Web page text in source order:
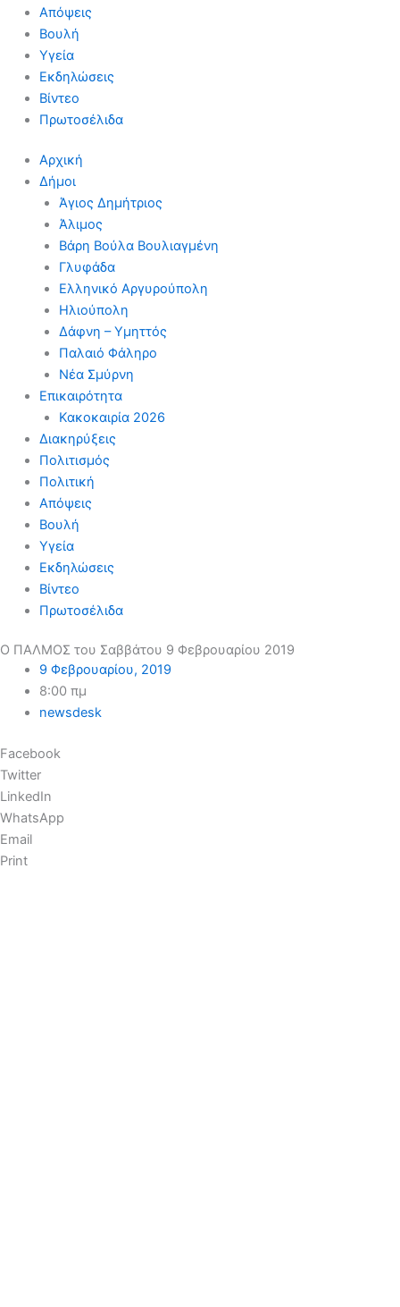
Απόψεις
Βουλή
Υγεία
Εκδηλώσεις
Βίντεο
Πρωτοσέλιδα
Αρχική
Δήμοι
Άγιος Δημήτριος
Άλιμος
Βάρη Βούλα Βουλιαγμένη
Γλυφάδα
Ελληνικό Αργυρούπολη
Ηλιούπολη
Δάφνη – Υμηττός
Παλαιό Φάληρο
Νέα Σμύρνη
Επικαιρότητα
Κακοκαιρία 2026
Διακηρύξεις
Πολιτισμός
Πολιτική
Απόψεις
Βουλή
Υγεία
Εκδηλώσεις
Βίντεο
Πρωτοσέλιδα
Ο ΠΑΛΜΟΣ του Σαββάτου 9 Φεβρουαρίου 2019
9 Φεβρουαρίου, 2019
8:00 πμ
newsdesk
Facebook
Twitter
LinkedIn
WhatsApp
Email
Print